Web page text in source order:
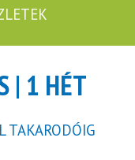
| 1 HÉT
TAKARODÓIG